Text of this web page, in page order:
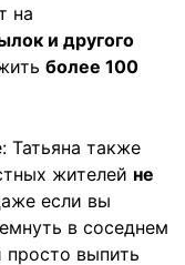
на
и другого
более 100
Татьяна также
жителей не
если вы
в соседнем
выпить